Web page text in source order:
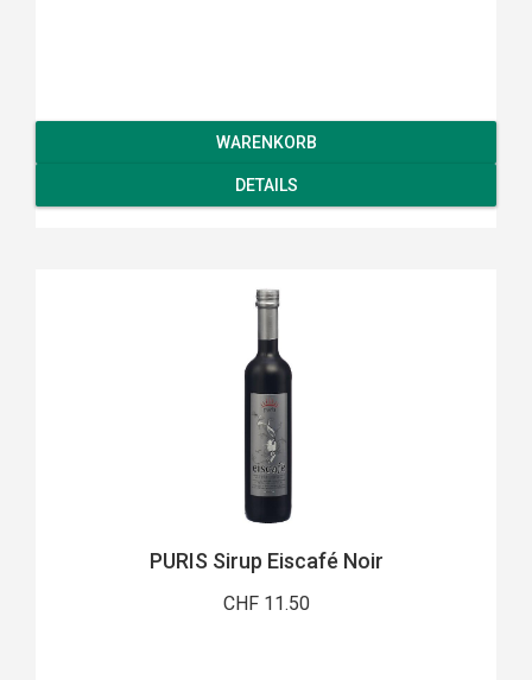
WARENKORB
DETAILS
PURIS Sirup Eiscafé Noir
CHF 11.50